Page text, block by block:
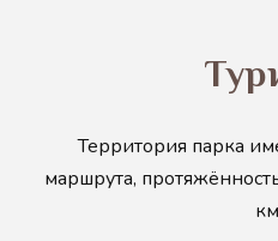
Территория парка
маршрута,